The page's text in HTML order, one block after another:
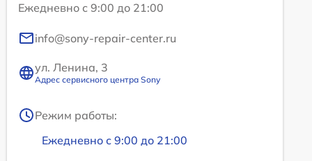
Ежедневно с 9:00 до 21:00
info@sony-repair-center.ru
ул. Ленина, 3
Адрес сервисного центра Sony
Режим работы:
Ежедневно с 9:00 до 21:00